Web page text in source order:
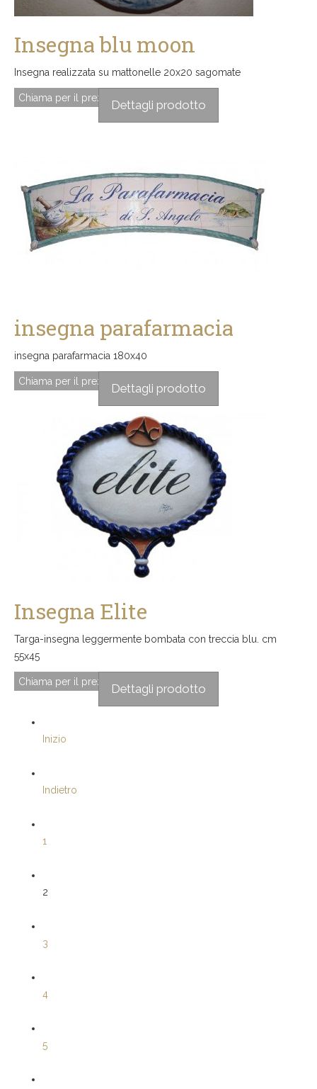
Insegna blu moon
Insegna realizzata su mattonelle 20x20 sagomate
Chiama per il prezzo
Dettagli prodotto
insegna parafarmacia
insegna parafarmacia 180x40
Chiama per il prezzo
Dettagli prodotto
Insegna Elite
Targa-insegna leggermente bombata con treccia blu. cm
55x45
Chiama per il prezzo
Dettagli prodotto
Inizio
Indietro
1
2
3
4
5